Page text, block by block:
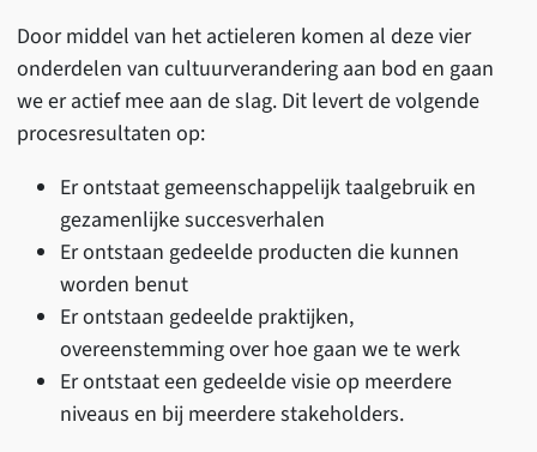
Door middel van het actieleren komen al deze vier
onderdelen van cultuurverandering aan bod en gaan
we er actief mee aan de slag. Dit levert de volgende
procesresultaten op:
Er ontstaat gemeenschappelijk taalgebruik en
gezamenlijke succesverhalen
Er ontstaan gedeelde producten die kunnen
worden benut
Er ontstaan gedeelde praktijken,
overeenstemming over hoe gaan we te werk
Er ontstaat een gedeelde visie op meerdere
niveaus en bij meerdere stakeholders.